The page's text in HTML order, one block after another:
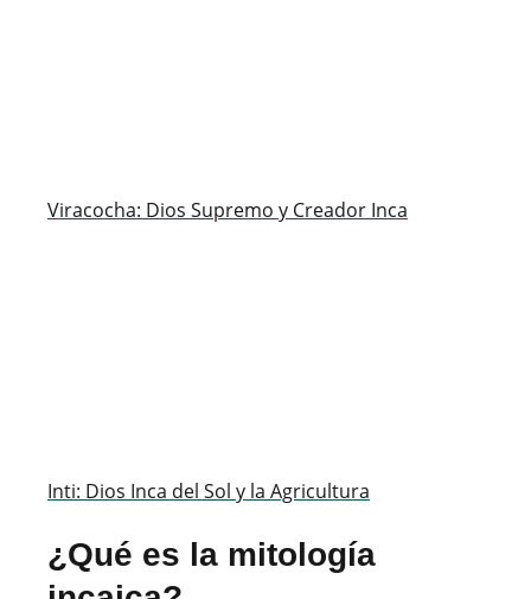
Viracocha: Dios Supremo y Creador Inca
Inti: Dios Inca del Sol y la Agricultura
¿Qué es la mitología